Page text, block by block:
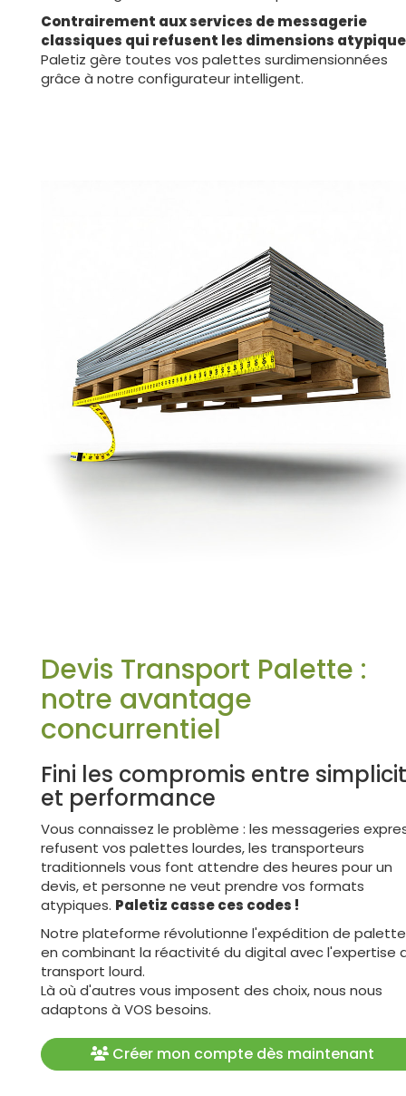
Contrairement aux services de messagerie
classiques qui refusent les dimensions
Paletiz gère toutes vos palettes surdimensionnées
grâce à notre configurateur intelligent.
Devis Transport Palette :
notre avantage
concurrentiel
Fini les compromis entre
et performance
Vous connaissez le problème : les messageries
refusent vos palettes lourdes, les transporteurs
traditionnels vous font attendre des heures pour un
devis, et personne ne veut prendre vos formats
atypiques. Paletiz casse ces codes !
Notre plateforme révolutionne l'expédition de
en combinant la réactivité du digital avec l'expertise
transport lourd.
Là où d'autres vous imposent des choix, nous nous
adaptons à VOS besoins.
Créer mon compte dès maintenant